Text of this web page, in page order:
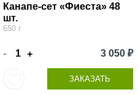
Канапе-сет «Фиеста» 48
шт.
650 г
- + 3 050 ₽
ЗАКАЗАТЬ